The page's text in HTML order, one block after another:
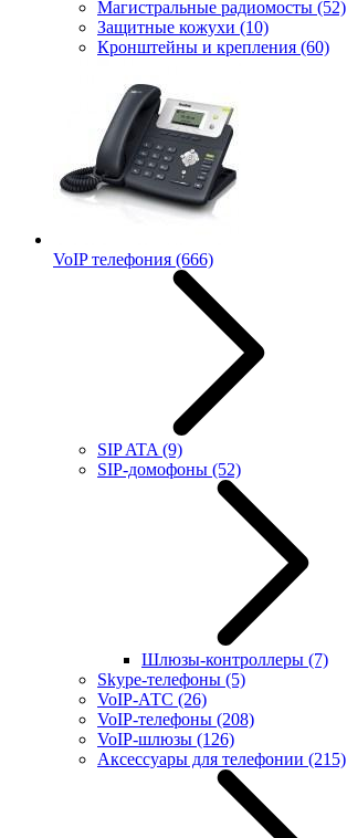
Магистральные радиомосты (52)
Защитные кожухи (10)
Кронштейны и крепления (60)
VoIP телефония (666)
SIP ATA (9)
SIP-домофоны (52)
Шлюзы-контроллеры (7)
Skype-телефоны (5)
VoIP-АТС (26)
VoIP-телефоны (208)
VoIP-шлюзы (126)
Аксессуары для телефонии (215)